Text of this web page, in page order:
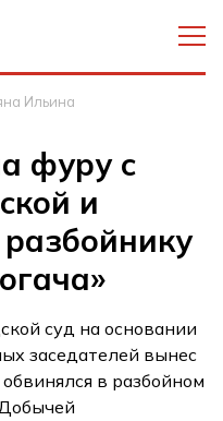
Ильина
фуру с
и
суд на основании
заседателей вынес
в разбойном